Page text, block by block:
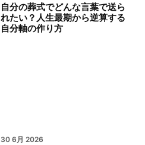
自分の葬式でどんな言葉で送ら
れたい？人生最期から逆算する
自分軸の作り方
30 6月 2026